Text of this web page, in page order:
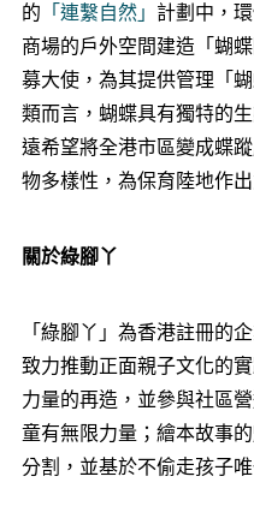
的 「連繫自然」 計劃中，
商場的戶外空間建造「蝴
募大使，為其提供管理「
類而言，蝴蝶具有獨特的
遠希望將全港市區變成蝶
物多樣性，為保育陸地作出
關於綠腳丫
「綠腳丫」為香港註冊的
致力推動正面親子文化的
力量的再造，並參與社區
童有無限力量；繪本故事
分割，並基於不偷走孩子